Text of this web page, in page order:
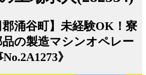
郡涌谷町】未経験OK！寮
の製造マシンオペレー
》